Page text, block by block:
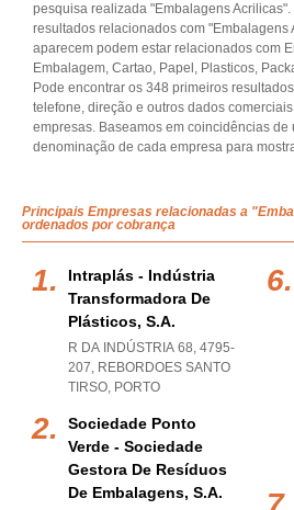
pesquisa realizada "Embalagens
resultados relacionados com "Embalagens
aparecem podem estar relacionados com
Embalagem, Cartao, Papel, Plasticos,
Pode encontrar os 348 primeiros
telefone, direção e outros dados
empresas. Baseamos em coincidências de
denominação de cada empresa para
Principais Empresas relacionadas a
ordenados por cobrança
Intraplás - Indústria
Transformadora De
Plásticos, S.a.
R DA INDÚSTRIA 68, 4795-
207, REBORDOES SANTO
TIRSO, PORTO
Sociedade Ponto
Verde - Sociedade
Gestora De Resíduos
De Embalagens, S.a.